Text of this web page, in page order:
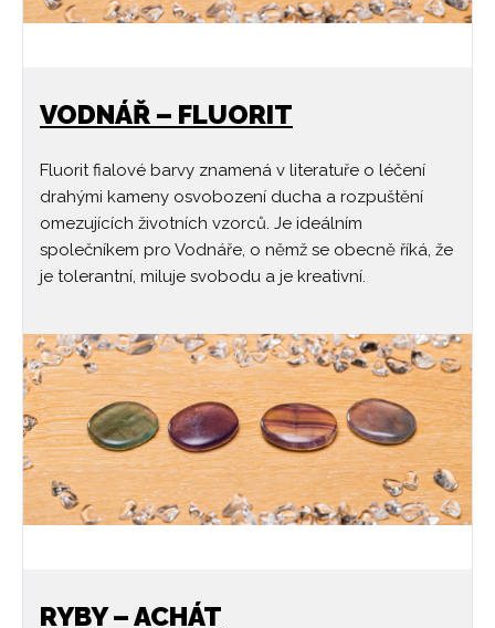
VODNÁŘ – FLUORIT
Fluorit fialové barvy znamená v literatuře o léčení
drahými kameny osvobození ducha a rozpuštění
omezujících životních vzorců. Je ideálním
společníkem pro Vodnáře, o němž se obecně říká, že
je tolerantní, miluje svobodu a je kreativní.
RYBY – ACHÁT